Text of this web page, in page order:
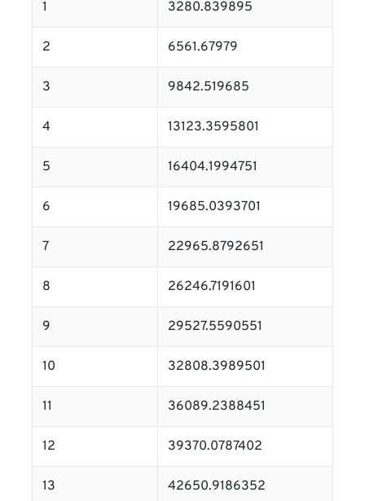
1 3280.839895
2 6561.67979
3 9842.519685
4 13123.3595801
5 16404.1994751
6 19685.0393701
7 22965.8792651
8 26246.7191601
9 29527.5590551
10 32808.3989501
11 36089.2388451
12 39370.0787402
13 42650.9186352